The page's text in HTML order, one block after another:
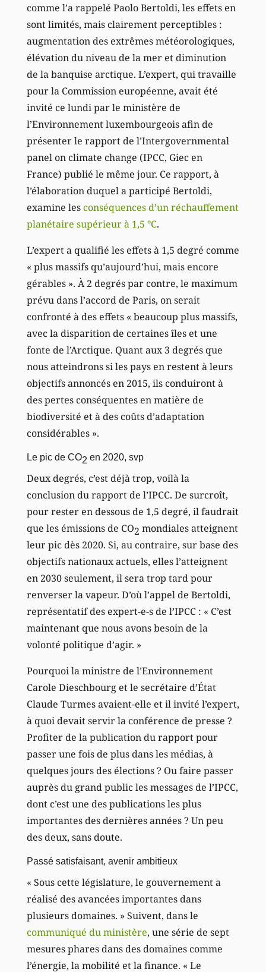
comme l’a rappelé Paolo Bertoldi, les effets en
sont limités, mais clairement perceptibles :
augmentation des extrêmes météorologiques,
élévation du niveau de la mer et diminution
de la banquise arctique. L’expert, qui travaille
pour la Commission européenne, avait été
invité ce lundi par le ministère de
l’Environnement luxembourgeois afin de
présenter le rapport de l’Intergovernmental
panel on climate change (IPCC, Giec en
France) publié le même jour. Ce rapport, à
l’élaboration duquel a participé Bertoldi,
examine lesconséquences d’un réchauffement
planétaire supérieur à 1,5 °C.
L’expert a qualifié les effets à 1,5 degré comme
« plus massifs qu’aujourd’hui, mais encore
gérables ». À 2 degrés par contre, le maximum
prévu dans l’accord de Paris, on serait
confronté à des effets « beaucoup plus massifs,
avec la disparition de certaines îles et une
fonte de l’Arctique. Quant aux 3 degrés que
nous atteindrons si les pays en restent à leurs
objectifs annoncés en 2015, ils conduiront à
des pertes conséquentes en matière de
biodiversité et à des coûts d’adaptation
considérables ».
Le pic de CO2 en 2020, svp
Deux degrés, c’est déjà trop, voilà la
conclusion du rapport de l’IPCC. De surcroît,
pour rester en dessous de 1,5 degré, il faudrait
que les émissions de CO2 mondiales atteignent
leur pic dès 2020. Si, au contraire, sur base des
objectifs nationaux actuels, elles l’atteignent
en 2030 seulement, il sera trop tard pour
renverser la vapeur. D’où l’appel de Bertoldi,
représentatif des expert-e-s de l’IPCC : « C’est
maintenant que nous avons besoin de la
volonté politique d’agir. »
Pourquoi la ministre de l’Environnement
Carole Dieschbourg et le secrétaire d’État
Claude Turmes avaient-elle et il invité l’expert,
à quoi devait servir la conférence de presse ?
Profiter de la publication du rapport pour
passer une fois de plus dans les médias, à
quelques jours des élections ? Ou faire passer
auprès du grand public les messages de l’IPCC,
dont c’est une des publications les plus
importantes des dernières années ? Un peu
des deux, sans doute.
Passé satisfaisant, avenir ambitieux
« Sous cette législature, le gouvernement a
réalisé des avancées importantes dans
plusieurs domaines. » Suivent, dans le
communiqué du ministère, une série de sept
mesures phares dans des domaines comme
l’énergie, la mobilité et la finance. « Le